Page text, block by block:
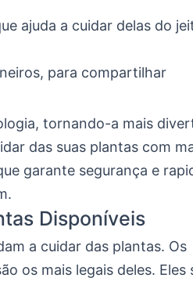
ajuda a cuidar delas do
para compartilhar
tornando-a mais
das suas plantas com
garante segurança e
Disponíveis
a cuidar das plantas. Os
os mais legais deles. Eles